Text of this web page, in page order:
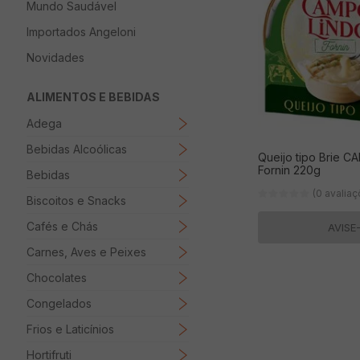
Papel Higienico
Macarrão
Ovo
Mundo Saudável
Importados Angeloni
Novidades
ALIMENTOS E BEBIDAS
Adega
Bebidas Alcoólicas
Bebidas
Biscoitos e Snacks
Cafés e Chás
Carnes, Aves e Peixes
Chocolates
Congelados
Frios e Laticínios
Hortifruti
Queijo tipo Brie
Fornin 220g
(0